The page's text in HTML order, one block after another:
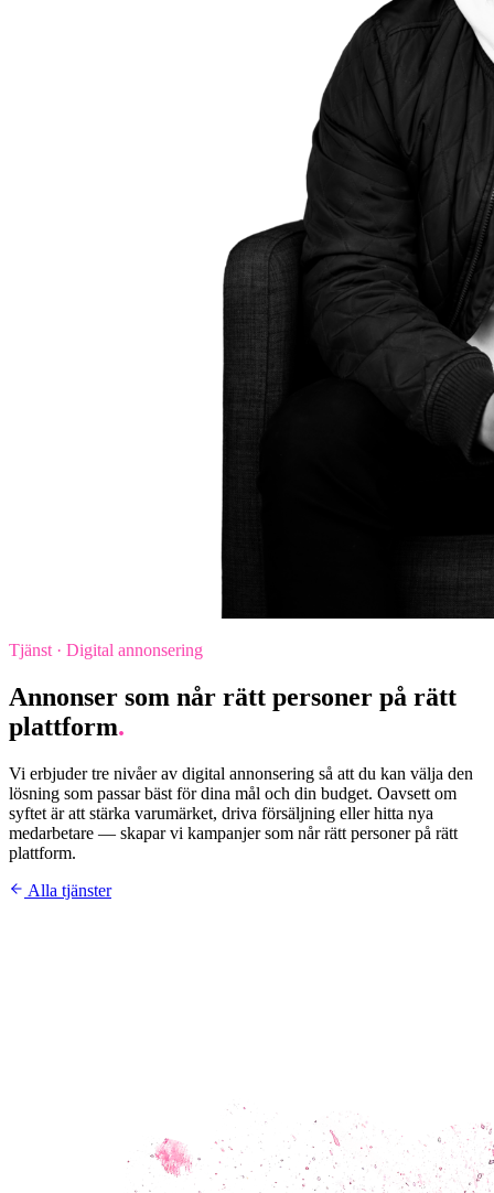
Tjänst · Digital annonsering
Annonser som når rätt personer på rätt
plattform.
Vi erbjuder tre nivåer av digital annonsering så att du kan välja den
lösning som passar bäst för dina mål och din budget. Oavsett om
syftet är att stärka varumärket, driva försäljning eller hitta nya
medarbetare — skapar vi kampanjer som når rätt personer på rätt
plattform.
Alla tjänster